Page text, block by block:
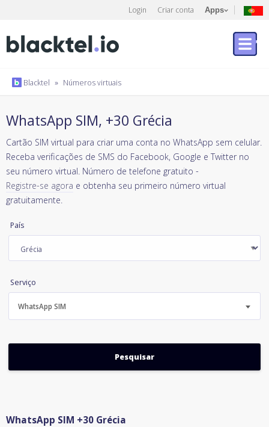
Login Criar conta Apps
Blacktel » Números virtuais
WhatsApp SIM, +30 Grécia
Cartão SIM virtual para criar uma conta no WhatsApp sem celular.
Receba verificações de SMS do Facebook, Google e Twitter no
seu número virtual. Número de telefone gratuito -
Registre-se agora e obtenha seu primeiro número virtual
gratuitamente.
País
Serviço
WhatsApp SIM
WhatsApp SIM +30 Grécia